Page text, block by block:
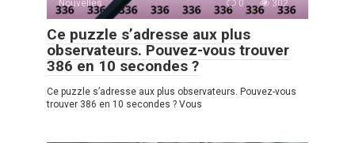
Nouvelles 0 302
Ce puzzle s’adresse aux plus
observateurs. Pouvez-vous trouver
386 en 10 secondes ?
Ce puzzle s’adresse aux plus observateurs. Pouvez-vous
trouver 386 en 10 secondes ? Vous